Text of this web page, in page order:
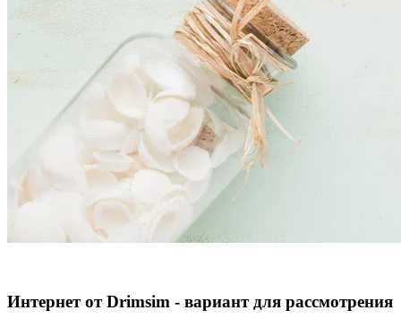
Интернет от Drimsim - вариант для рассмотрения